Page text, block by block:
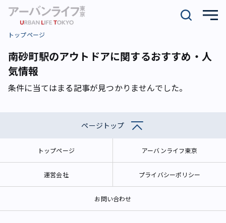
トップページ
南砂町駅のアウトドアに関するおすすめ・人
気情報
条件に当てはまる記事が見つかりませんでした。
ページトップ
トップページ アーバンライフ東京
運営会社 プライバシーポリシー
お問い合わせ